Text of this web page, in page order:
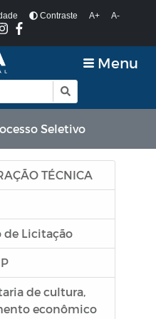
Contraste A+
A-
Menu
Seletivo
TÉCNICA
de Licitação
de cultura,
econômico